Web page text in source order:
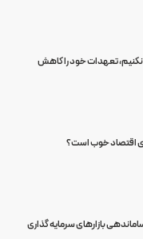
نکنیم، تعهدات خود را کاهش
اقتصاد خوب است؟
بازارهای سرمایه گذاری